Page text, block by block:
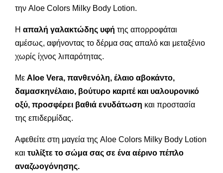
την Aloe Colors Milky Body Lotion.
Η απαλή γαλακτώδης υφή της απορροφάται
αμέσως, αφήνοντας το δέρμα σας απαλό και μεταξένιο
χωρίς ίχνος λιπαρότητας.
Με Aloe Vera, πανθενόλη, έλαιο αβοκάντο,
δαμασκηνέλαιο, βούτυρο καριτέ και υαλουρονικό
οξύ, προσφέρει βαθιά ενυδάτωση και προστασία
της επιδερμίδας.
Αφεθείτε στη μαγεία της Aloe Colors Milky Body Lotion
και τυλίξτε το σώμα σας σε ένα αέρινο πέπλο
αναζωογόνησης.